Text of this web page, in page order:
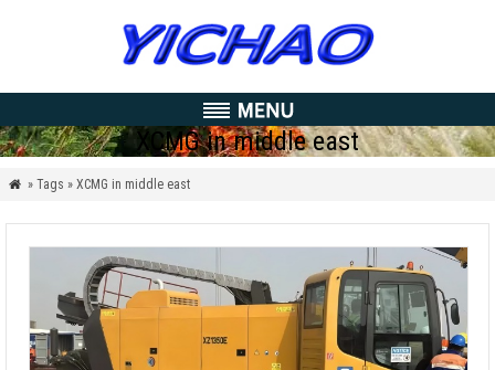
XCMG in middle east
 » Tags » XCMG in middle east